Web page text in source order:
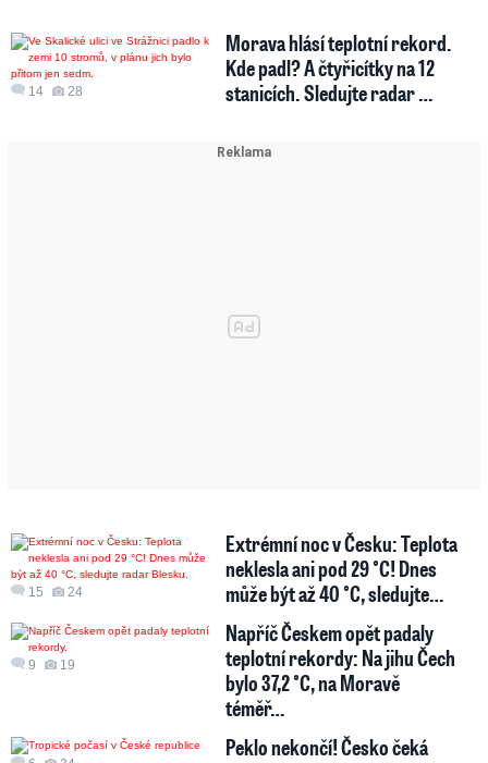
14 28
Morava hlásí teplotní rekord.
Kde padl? A čtyřicítky na 12
stanicích. Sledujte radar …
15 24
Extrémní noc v Česku: Teplota
neklesla ani pod 29 °C! Dnes
může být až 40 °C, sledujte…
9 19
Napříč Českem opět padaly
teplotní rekordy: Na jihu Čech
bylo 37,2 °C, na Moravě
téměř…
Peklo nekončí! Česko čeká